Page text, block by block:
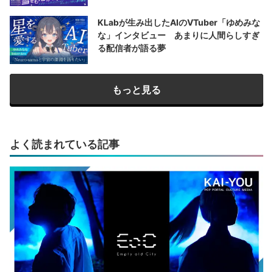
KLabが生み出したAIのVTuber「ゆめみな
な」インタビュー あまりに人間らしすぎ
る配信者が語る夢
もっと見る
よく読まれている記事